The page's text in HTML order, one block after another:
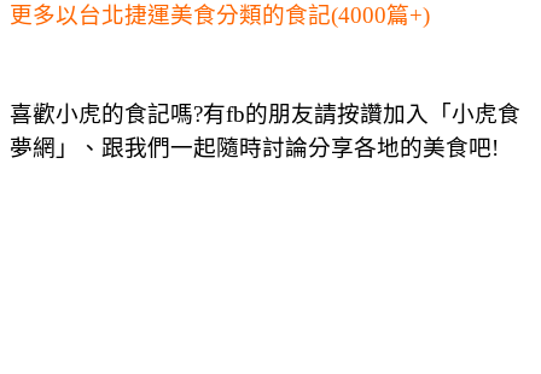
更多以台北捷運美食分類的食記(4000篇+)
喜歡小虎的食記嗎?有fb的朋友請按讚加入「小虎食
夢網」、跟我們一起隨時討論分享各地的美食吧!